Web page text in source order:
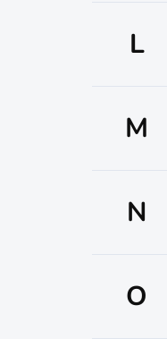
L
M
N
O